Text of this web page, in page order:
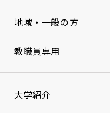
地域・一般の方
教職員専用
大学紹介